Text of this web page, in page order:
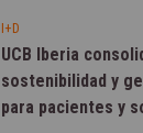
I+D
UCB Iberia
sostenibilidad y
para pacientes y